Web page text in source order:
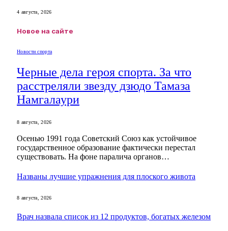
4 августа, 2026
Новое на сайте
Новости спорта
Черные дела героя спорта. За что
расстреляли звезду дзюдо Тамаза
Намгалаури
8 августа, 2026
Осенью 1991 года Советский Союз как устойчивое
государственное образование фактически перестал
существовать. На фоне паралича органов…
Названы лучшие упражнения для плоского живота
8 августа, 2026
Врач назвала список из 12 продуктов, богатых железом